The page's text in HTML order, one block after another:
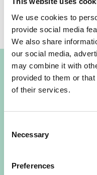
We use cookies to
provide social media
We also share
our social media,
may combine it with
provided to them or
of their services.
Selection
Necessary
Preferences
Kontakta
Funderar ni på en
över ventilationen,
platsbesök.